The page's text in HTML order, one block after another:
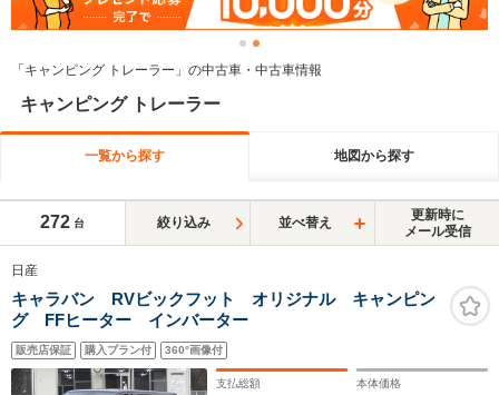
「キャンピング トレーラー」の中古車・中古車情報
キャンピング トレーラー
一覧から探す 地図から探す
272 台 絞り込み 並べ替え
更新時に
メール受信
日産
キャラバン RVビックフット オリジナル キャンピン
グ FFヒーター インバーター
販売店保証 購入プラン付 360°画像付
支払総額 本体価格